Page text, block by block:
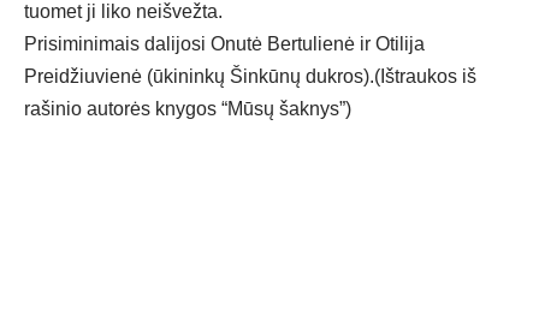
tuomet ji liko neišvežta.
Prisiminimais dalijosi Onutė Bertulienė ir Otilija
Preidžiuvienė (ūkininkų Šinkūnų dukros).(Ištraukos iš
rašinio autorės knygos “Mūsų šaknys”)